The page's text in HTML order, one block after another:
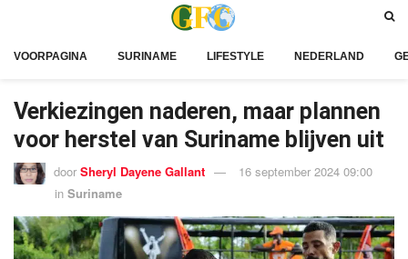
VOORPAGINA SURINAME LIFESTYLE NEDERLAND
Verkiezingen naderen, maar plannen
voor herstel van Suriname blijven uit
door Sheryl Dayene Gallant
16 september 2024 09:00
in Suriname